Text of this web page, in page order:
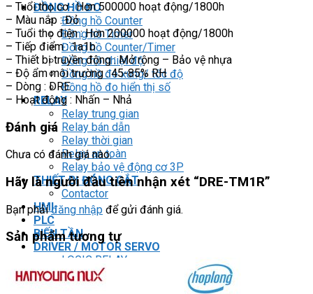
ĐỒNG HỒ ĐO
Đồng hồ Counter
Đồng hồ Timer
Đồng hồ Counter/Timer
Đồng hồ nhiệt độ
Đồng hồ đo xung/ tốc độ
Đồng hồ đo hiển thị số
RELAY
Relay trung gian
Relay bán dẫn
Relay thời gian
Relay an toàn
Relay bảo vệ động cơ 3P
THIẾT BỊ ĐÓNG CẮT
Contactor
HMI
PLC
BIẾN TẦN
DRIVER / MOTOR SERVO
LOGIC RELAY
Zelio
BỘ NGUỒN DC
– Tuổi thọ cơ : Hơn 500000 hoạt động/1800h
– Màu nắp : Đỏ
– Tuổi thọ điện : Hơn 200000 hoạt động/1800h
– Tiếp điểm : 1a1b
– Thiết bị truyền động : Mở rộng – Bảo vệ nhựa
– Độ ẩm môi trường : 45-85% RH
– Dòng : DRE
– Hoạt động : Nhấn – Nhả
Đánh giá
Chưa có đánh giá nào.
Hãy là người đầu tiên nhận xét “DRE-TM1R”
Bạn phảiđăng nhập để gửi đánh giá.
Sản phẩm tương tự